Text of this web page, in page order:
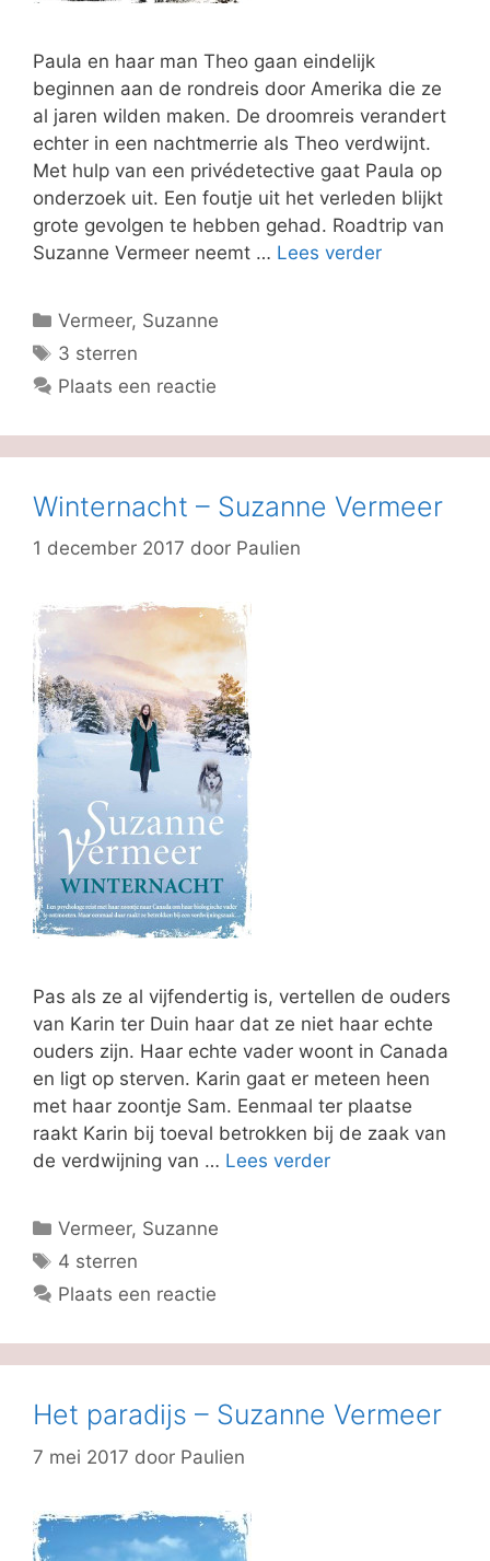
Paula en haar man Theo gaan eindelijk
beginnen aan de rondreis door Amerika die ze
al jaren wilden maken. De droomreis verandert
echter in een nachtmerrie als Theo verdwijnt.
Met hulp van een privédetective gaat Paula op
onderzoek uit. Een foutje uit het verleden blijkt
grote gevolgen te hebben gehad. Roadtrip van
Suzanne Vermeer neemt … Lees verder
Categorieën
Vermeer, Suzanne
Tags
3 sterren
Plaats een reactie
Winternacht – Suzanne Vermeer
1 december 2017 door Paulien
Pas als ze al vijfendertig is, vertellen de ouders
van Karin ter Duin haar dat ze niet haar echte
ouders zijn. Haar echte vader woont in Canada
en ligt op sterven. Karin gaat er meteen heen
met haar zoontje Sam. Eenmaal ter plaatse
raakt Karin bij toeval betrokken bij de zaak van
de verdwijning van … Lees verder
Categorieën
Vermeer, Suzanne
Tags
4 sterren
Plaats een reactie
Het paradijs – Suzanne Vermeer
7 mei 2017 door Paulien